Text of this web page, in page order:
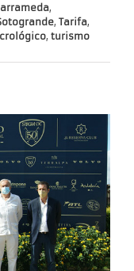
,
, Tarifa,
, turismo